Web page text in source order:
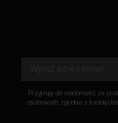
Przyjmuję do wiadomości, że
osobowych, zgodnie z treścią